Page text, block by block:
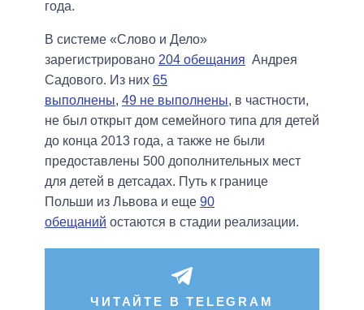
года.
В системе «Слово и Дело»
зарегистрировано 204 обещания Андрея
Садового. Из них 65
выполнены, 49 не выполнены, в частности,
не был открыт дом семейного типа для детей
до конца 2013 года, а также не были
предоставлены 500 дополнительных мест
для детей в детсадах. Путь к границе
Польши из Львова и еще 90
обещаний остаются в стадии реализации.
ЧИТАЙТЕ В TELEGRAM